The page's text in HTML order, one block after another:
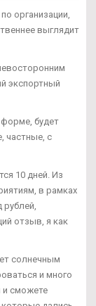
организации,
выглядит
экспортный
будет
частные, с
10 дней. Из
в рамках
рублей,
отзыв, я как
солнечным
и много
и сможете